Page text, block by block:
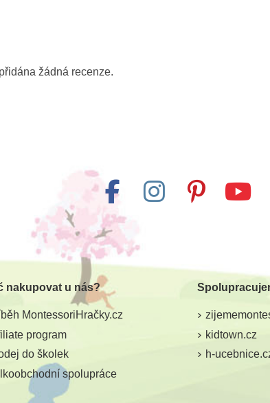
Do školy
Skladem
Safari Ltd. Tuba - mláďata
ze ZOO
400 Kč
žádná recenze.
nakupovat u nás?
MontessoriHračky.cz
program
do školek
spolupráce
kidtown.cz
h-